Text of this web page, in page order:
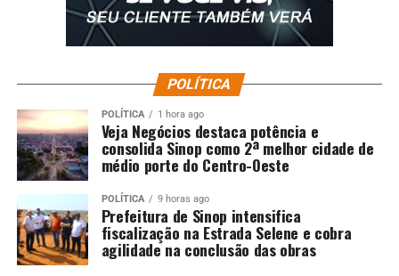
POLÍTICA
POLÍTICA 1 hora ago
Veja Negócios destaca potência e
consolida Sinop como 2ª melhor cidade de
médio porte do Centro-Oeste
POLÍTICA 9 horas ago
Prefeitura de Sinop intensifica
fiscalização na Estrada Selene e cobra
agilidade na conclusão das obras